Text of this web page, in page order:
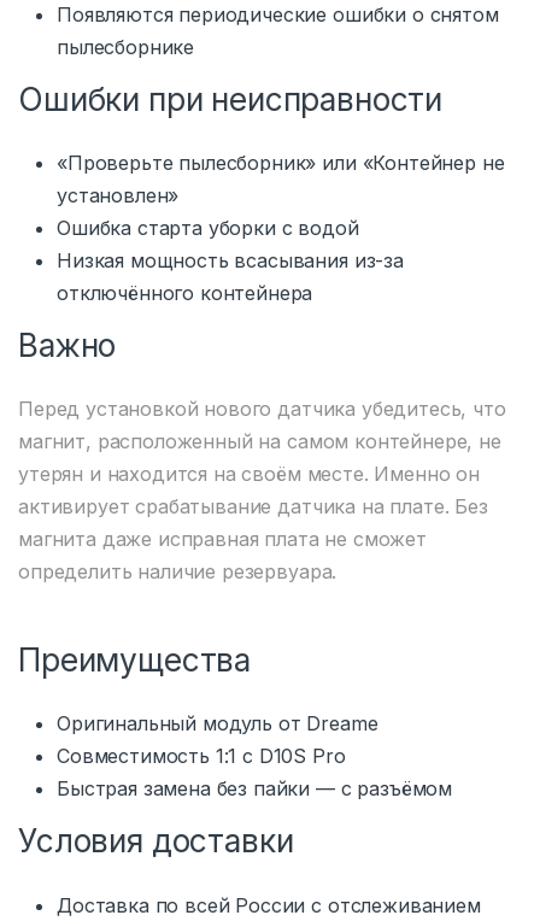
Появляются периодические ошибки о снятом
пылесборнике
Ошибки при неисправности
«Проверьте пылесборник» или «Контейнер не
установлен»
Ошибка старта уборки с водой
Низкая мощность всасывания из-за
отключённого контейнера
Важно
Перед установкой нового датчика убедитесь, что
магнит, расположенный на самом контейнере, не
утерян и находится на своём месте. Именно он
активирует срабатывание датчика на плате. Без
магнита даже исправная плата не сможет
определить наличие резервуара.
Преимущества
Оригинальный модуль от Dreame
Совместимость 1:1 с D10S Pro
Быстрая замена без пайки — с разъёмом
Условия доставки
Доставка по всей России с отслеживанием